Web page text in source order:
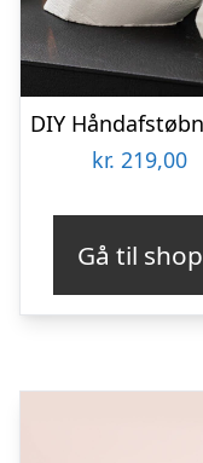
kr. 219,00
Gå til shop